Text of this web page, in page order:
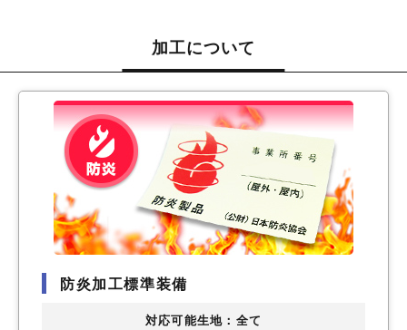
加工について
防炎加工標準装備
対応可能生地：全て